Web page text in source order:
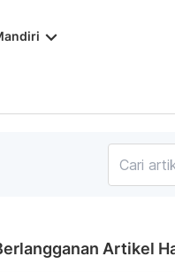
keyboard_arrow_down
Artikel